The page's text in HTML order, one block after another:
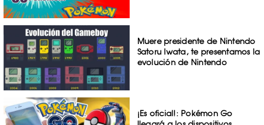
Muere presidente de Nintendo
Satoru Iwata, te presentamos la
evolución de Nintendo
¡Es oficial!: Pokémon Go